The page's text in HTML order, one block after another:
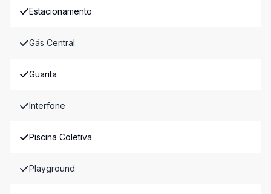
Estacionamento
Gás Central
Guarita
Interfone
Piscina Coletiva
Playground